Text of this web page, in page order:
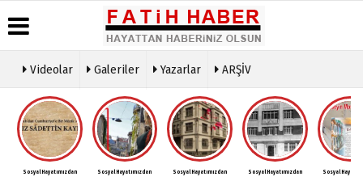
Haber
Arşivi
Günün
Haberleri
Biyografiler
Köşe
Yazarları
Video
Galeri
Foto
Künye
İletişim
Çerez
Politikası
Videolar Galeriler Yazarlar ARŞİV
Sosyal Hayatımızdan Sosyal Hayatımızdan Sosyal Hayatımızdan Sosyal Hayatımızdan Sosyal